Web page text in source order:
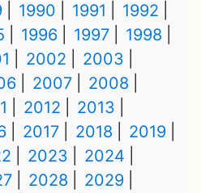
1990 1991
1992
1996 1997
1998
2002
2003
2007
2008
2012
2013
2017 2018
2019
2023
2024
2028
2029